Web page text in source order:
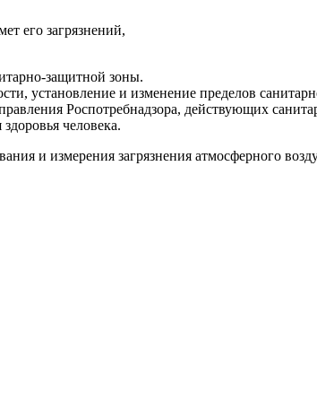
его загрязнений,
защитной зоны.
установление и изменение пределов
Роспотребнадзора, действующих
человека.
и измерения загрязнения атмосферного